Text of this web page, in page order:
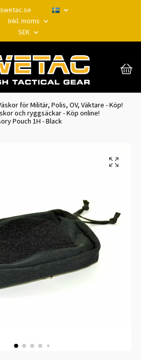
Inkl. moms
SEK
för Militär, Polis, OV, Väktare - Köp!
och ryggsäckar - Köp online!
Pouch 1H - Black